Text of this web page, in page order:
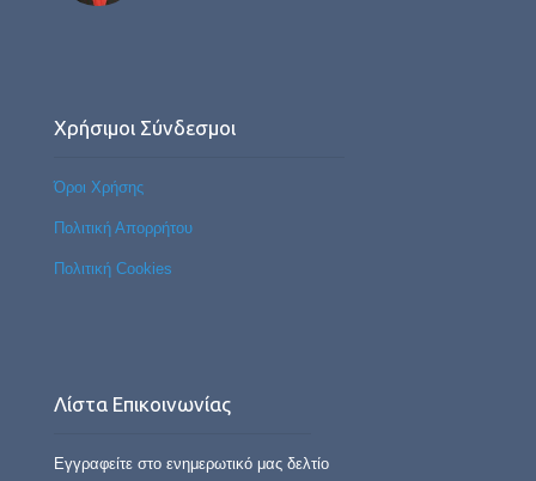
Χρήσιμοι Σύνδεσμοι
Όροι Χρήσης
Πολιτική Απορρήτου
Πολιτική Cookies
Λίστα Επικοινωνίας
Εγγραφείτε στο ενημερωτικό μας δελτίο